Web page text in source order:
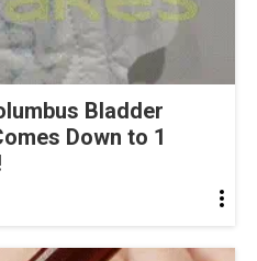
Bladder
Down to 1